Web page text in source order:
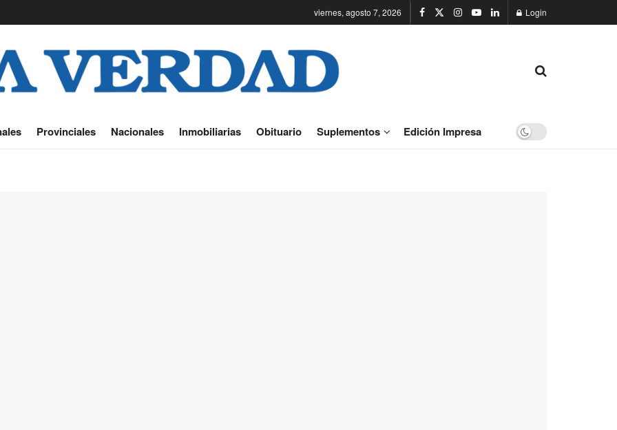
viernes, agosto 7, 2026 Login
Provinciales Nacionales Inmobiliarias Obituario Suplementos Edición Impresa